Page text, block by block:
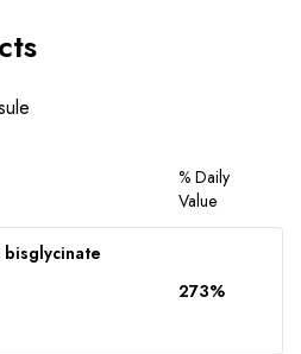
% Daily
Value
273%